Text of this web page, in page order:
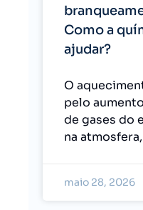
Como a
ajudar?
O
pelo
de gases do
na
maio 28, 2026